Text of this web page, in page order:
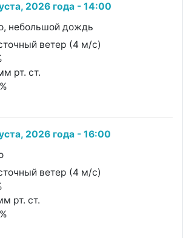
2026 года - 14:00
небольшой дождь
ветер (4 м/с)
рт. ст.
2026 года - 16:00
ветер (4 м/с)
рт. ст.